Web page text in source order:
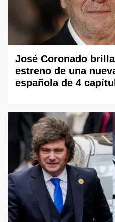
José Coronado
estreno de una
española de 4